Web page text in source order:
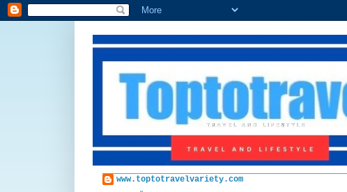
www.toptotravelvariety.com